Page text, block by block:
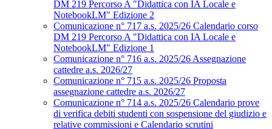
DM 219 Percorso A "Didattica con IA Locale e
NotebookLM" Edizione 2
Comunicazione n° 717 a.s. 2025/26 Calendario corso
DM 219 Percorso A "Didattica con IA Locale e
NotebookLM" Edizione 1
Comunicazione n° 716 a.s. 2025/26 Assegnazione
cattedre a.s. 2026/27
Comunicazione n° 715 a.s. 2025/26 Proposta
assegnazione cattedre a.s. 2026/27
Comunicazione n° 714 a.s. 2025/26 Calendario prove
di verifica debiti studenti con sospensione del giudizio e
relative commissioni e Calendario scrutini